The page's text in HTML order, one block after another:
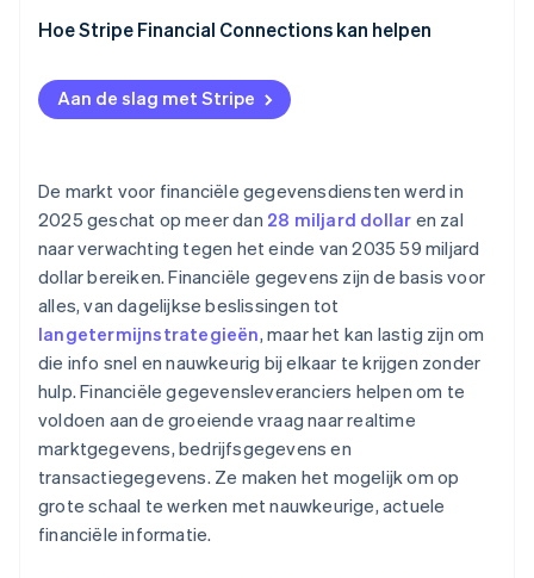
Betrouwbaarheidsproblemen
Licentiebeperkingen
Prijsstructuur
Transparantie en voorspelbaarheid
Licentievoorwaarden
Prestaties en betrouwbaarheid
Beveiliging en compliance
Hoe Stripe Financial Connections kan helpen
Aan de slag met Stripe
De markt voor financiële gegevensdiensten werd in
2025 geschat op meer dan 28 miljard dollar en zal
naar verwachting tegen het einde van 2035 59 miljard
dollar bereiken. Financiële gegevens zijn de basis voor
alles, van dagelijkse beslissingen tot
langetermijnstrategieën, maar het kan lastig zijn om
die info snel en nauwkeurig bij elkaar te krijgen zonder
hulp. Financiële gegevensleveranciers helpen om te
voldoen aan de groeiende vraag naar realtime
marktgegevens, bedrijfsgegevens en
transactiegegevens. Ze maken het mogelijk om op
grote schaal te werken met nauwkeurige, actuele
financiële informatie.